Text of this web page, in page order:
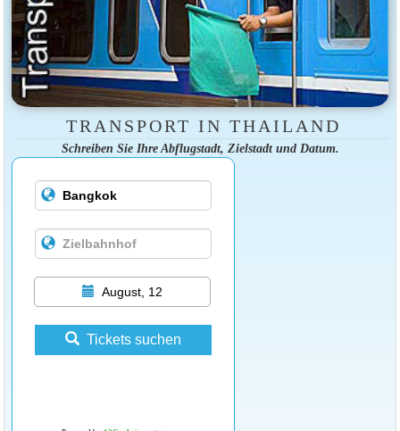
TRANSPORT IN THAILAND
Schreiben Sie Ihre Abflugstadt, Zielstadt und Datum.
August, 12
Tickets suchen